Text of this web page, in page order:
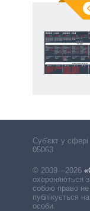
Cуб'єкт у
05063
© 2009—2026
охороняються
собою право не
публікується
особи.